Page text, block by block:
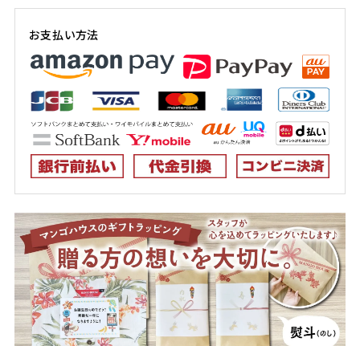
在庫切れ 店舗取り寄せ申請
140cm
在庫切れ 店舗取り寄せ申請
130cm
在庫切れ 店舗取り寄せ申請
140cm
在庫切れ 店舗取り寄せ申請
お支払い方法